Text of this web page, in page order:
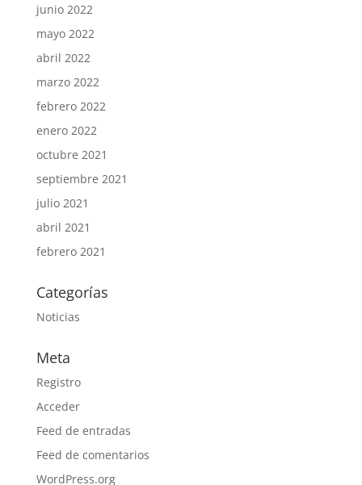
junio 2022
mayo 2022
abril 2022
marzo 2022
febrero 2022
enero 2022
octubre 2021
septiembre 2021
julio 2021
abril 2021
febrero 2021
Categorías
Noticias
Meta
Registro
Acceder
Feed de entradas
Feed de comentarios
WordPress.org